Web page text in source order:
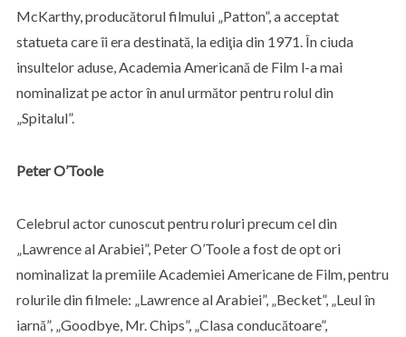
McKarthy, producătorul filmului „Patton”, a acceptat
statueta care îi era destinată, la ediţia din 1971. În ciuda
insultelor aduse, Academia Americană de Film l-a mai
nominalizat pe actor în anul următor pentru rolul din
„Spitalul”.
Peter O’Toole
Celebrul actor cunoscut pentru roluri precum cel din
„Lawrence al Arabiei”, Peter O’Toole a fost de opt ori
nominalizat la premiile Academiei Americane de Film, pentru
rolurile din filmele: „Lawrence al Arabiei”, „Becket”, „Leul în
iarnă”, „Goodbye, Mr. Chips”, „Clasa conducătoare”,